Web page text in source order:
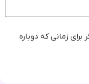
زمانی که دوباره